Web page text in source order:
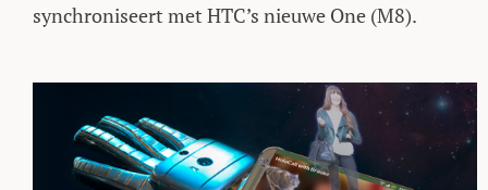
synchroniseert met HTC’s nieuwe One (M8).